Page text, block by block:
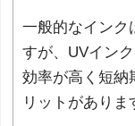
一般的なインク
すが、UVイン
効率が高く短納
リットがありま